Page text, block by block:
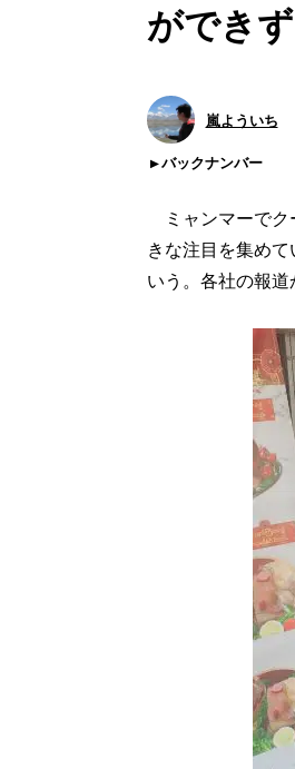
ができず
嵐よういち
バックナンバー
ミャンマーでク
きな注目を集め
いう。各社の報道